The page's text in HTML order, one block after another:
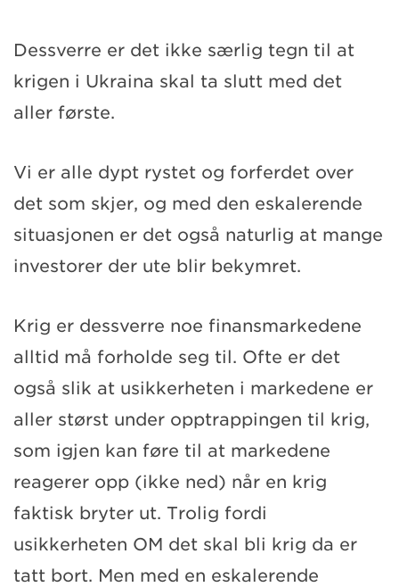
Dessverre er det ikke særlig tegn til at
krigen i Ukraina skal ta slutt med det
aller første.
Vi er alle dypt rystet og forferdet over
det som skjer, og med den eskalerende
situasjonen er det også naturlig at mange
investorer der ute blir bekymret.
Krig er dessverre noe finansmarkedene
alltid må forholde seg til. Ofte er det
også slik at usikkerheten i markedene er
aller størst under opptrappingen til krig,
som igjen kan føre til at markedene
reagerer opp (ikke ned) når en krig
faktisk bryter ut. Trolig fordi
usikkerheten OM det skal bli krig da er
tatt bort. Men med en eskalerende